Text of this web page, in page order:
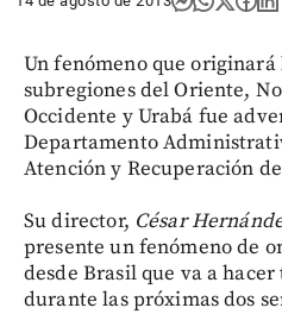
Un fenómeno que
subregiones del Oriente,
Occidente y Urabá fue
Departamento
Atención y Recuperación
Su director, César
presente un fenómeno de
desde Brasil que va a
durante las próximas dos